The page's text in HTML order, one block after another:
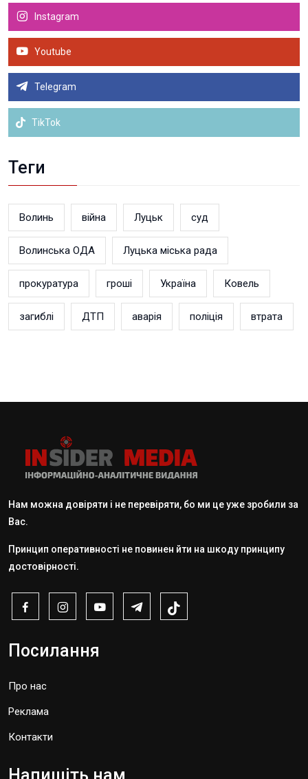
Instagram
Youtube
Telegram
TikTok
Теги
Волинь війна Луцьк суд
Волинська ОДА Луцька міська рада
прокуратура гроші Україна Ковель
загиблі ДТП аварія поліція втрата
Нам можна довіряти і не перевіряти, бо ми це уже зробили за
Вас.
Принцип оперативності не повинен йти на шкоду принципу
достовірності.
Посилання
Про нас
Реклама
Контакти